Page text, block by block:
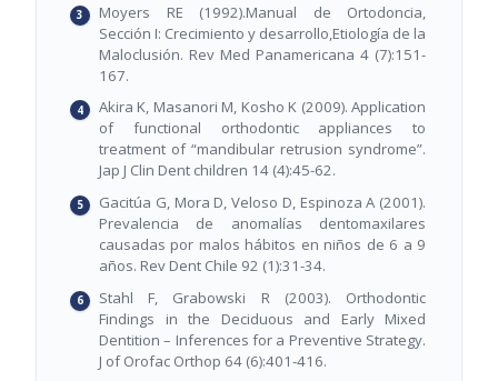
Moyers RE (1992).Manual de Ortodoncia,
Sección I: Crecimiento y desarrollo,Etiología de la
Maloclusión. Rev Med Panamericana 4 (7):151-
167.
Akira K, Masanori M, Kosho K (2009). Application
of functional orthodontic appliances to
treatment of “mandibular retrusion syndrome”.
Jap J Clin Dent children 14 (4):45-62.
Gacitúa G, Mora D, Veloso D, Espinoza A (2001).
Prevalencia de anomalías dentomaxilares
causadas por malos hábitos en niños de 6 a 9
años. Rev Dent Chile 92 (1):31-34.
Stahl F, Grabowski R (2003). Orthodontic
Findings in the Deciduous and Early Mixed
Dentition – Inferences for a Preventive Strategy.
J of Orofac Orthop 64 (6):401-416.